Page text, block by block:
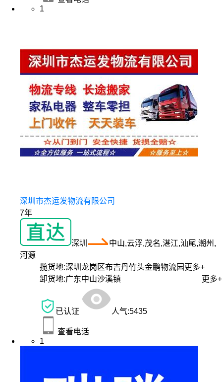
1
深圳市杰运发物流有限公司
7年
深圳
中山,云浮,茂名,湛江,汕尾,潮州,
河源
揽货地:深圳龙岗区布吉丹竹头金鹏物流园 更多+
卸货地:广东中山沙溪镇 更多+
已认证 人气:5435
查看电话
1